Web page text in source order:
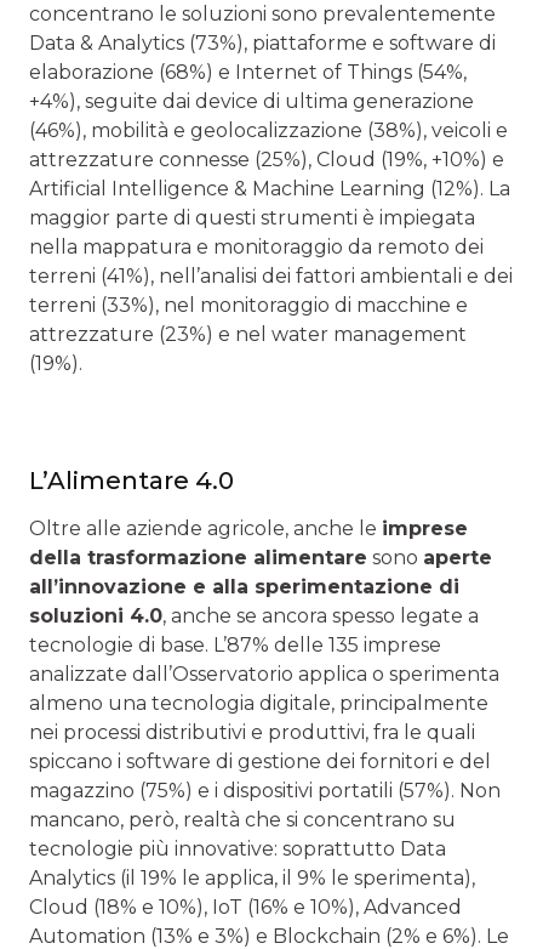
concentrano le soluzioni sono prevalentemente
Data & Analytics (73%), piattaforme e software di
elaborazione (68%) e Internet of Things (54%,
+4%), seguite dai device di ultima generazione
(46%), mobilità e geolocalizzazione (38%), veicoli e
attrezzature connesse (25%), Cloud (19%, +10%) e
Artificial Intelligence & Machine Learning (12%). La
maggior parte di questi strumenti è impiegata
nella mappatura e monitoraggio da remoto dei
terreni (41%), nell’analisi dei fattori ambientali e dei
terreni (33%), nel monitoraggio di macchine e
attrezzature (23%) e nel water management
(19%).
L’Alimentare 4.0
Oltre alle aziende agricole, anche le imprese
della trasformazione alimentare sono aperte
all’innovazione e alla sperimentazione di
soluzioni 4.0, anche se ancora spesso legate a
tecnologie di base. L’87% delle 135 imprese
analizzate dall’Osservatorio applica o sperimenta
almeno una tecnologia digitale, principalmente
nei processi distributivi e produttivi, fra le quali
spiccano i software di gestione dei fornitori e del
magazzino (75%) e i dispositivi portatili (57%). Non
mancano, però, realtà che si concentrano su
tecnologie più innovative: soprattutto Data
Analytics (il 19% le applica, il 9% le sperimenta),
Cloud (18% e 10%), IoT (16% e 10%), Advanced
Automation (13% e 3%) e Blockchain (2% e 6%). Le